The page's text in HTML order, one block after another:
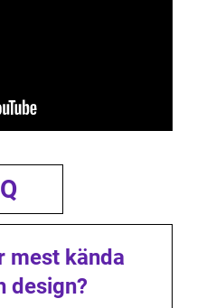
mest kända
design?